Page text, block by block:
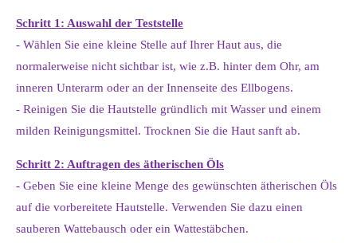
Schritt 1: Auswahl der Teststelle
- Wählen Sie eine kleine Stelle auf Ihrer Haut aus, die
normalerweise nicht sichtbar ist, wie z.B. hinter dem Ohr, am
inneren Unterarm oder an der Innenseite des Ellbogens.
- Reinigen Sie die Hautstelle gründlich mit Wasser und einem
milden Reinigungsmittel. Trocknen Sie die Haut sanft ab.
Schritt 2: Auftragen des ätherischen Öls
- Geben Sie eine kleine Menge des gewünschten ätherischen Öls
auf die vorbereitete Hautstelle. Verwenden Sie dazu einen
sauberen Wattebausch oder ein Wattestäbchen.